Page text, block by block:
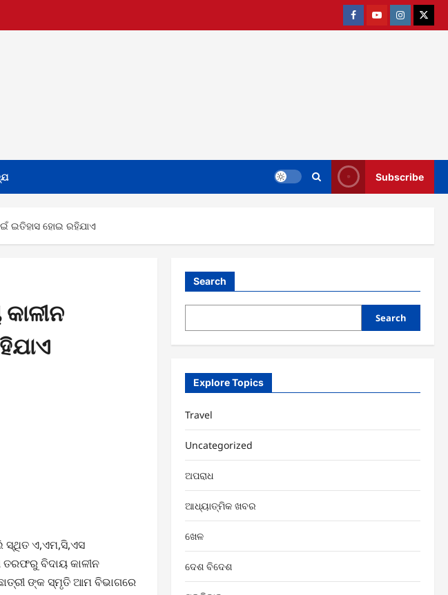
FacebookYoutubeInstagramtwitter
Subscribe
ଇତିହାସ ହୋଇ ରହିଯାଏ
ସ୍ଥିତ ଏ,ଏମ,ସି,ଏସ
ତରଫରୁ ବିଦାୟ କାଳୀନ
ଙ୍କ ସ୍ମୃତି ଆମ ବିଭାଗରେ
Search
Search
Explore Topics
Travel
Uncategorized
ଅପରାଧ
ଆଧ୍ୟାତ୍ମିକ ଖବର
ଖେଳ
ଦେଶ ବିଦେଶ